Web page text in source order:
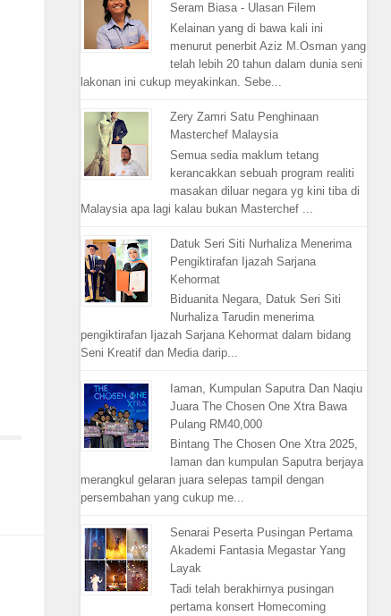
Seram Biasa - Ulasan Filem
Kelainan yang di bawa kali ini
menurut penerbit Aziz M.Osman yang
telah lebih 20 tahun dalam dunia seni
lakonan ini cukup meyakinkan. Sebe...
Zery Zamri Satu Penghinaan
Masterchef Malaysia
Semua sedia maklum tetang
kerancakkan sebuah program realiti
masakan diluar negara yg kini tiba di
Malaysia apa lagi kalau bukan Masterchef ...
Datuk Seri Siti Nurhaliza Menerima
Pengiktirafan Ijazah Sarjana
Kehormat
Biduanita Negara, Datuk Seri Siti
Nurhaliza Tarudin menerima
pengiktirafan Ijazah Sarjana Kehormat dalam bidang
Seni Kreatif dan Media darip...
Iaman, Kumpulan Saputra Dan Naqiu
Juara The Chosen One Xtra Bawa
Pulang RM40,000
Bintang The Chosen One Xtra 2025,
Iaman dan kumpulan Saputra berjaya
merangkul gelaran juara selepas tampil dengan
persembahan yang cukup me...
Senarai Peserta Pusingan Pertama
Akademi Fantasia Megastar Yang
Layak
Tadi telah berakhirnya pusingan
pertama konsert Homecoming